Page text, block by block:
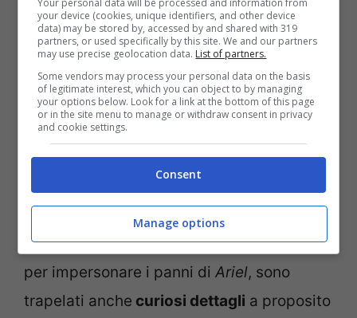
risultato pienamente soddisfacente?
Sappiamo anche questo.
Come sono stati trattati i capelli della
Sirenetta per il Live-action: tutti i dettagli
Una volta fatta chiarezza riguardo gli
intenti celati dietro alla scelta di
mantenere i capelli naturali diHalle Bailey
per impersonare i panni di Ariel, sono
trapelati anche curiosi dettagli a proposito
Your personal data will be processed and information from
your device (cookies, unique identifiers, and other device
data) may be stored by, accessed by and shared with 319
partners, or used specifically by this site. We and our partners
may use precise geolocation data. List of partners.
Some vendors may process your personal data on the basis
of legitimate interest, which you can object to by managing
your options below. Look for a link at the bottom of this page
or in the site menu to manage or withdraw consent in privacy
and cookie settings.
Consent
Manage options